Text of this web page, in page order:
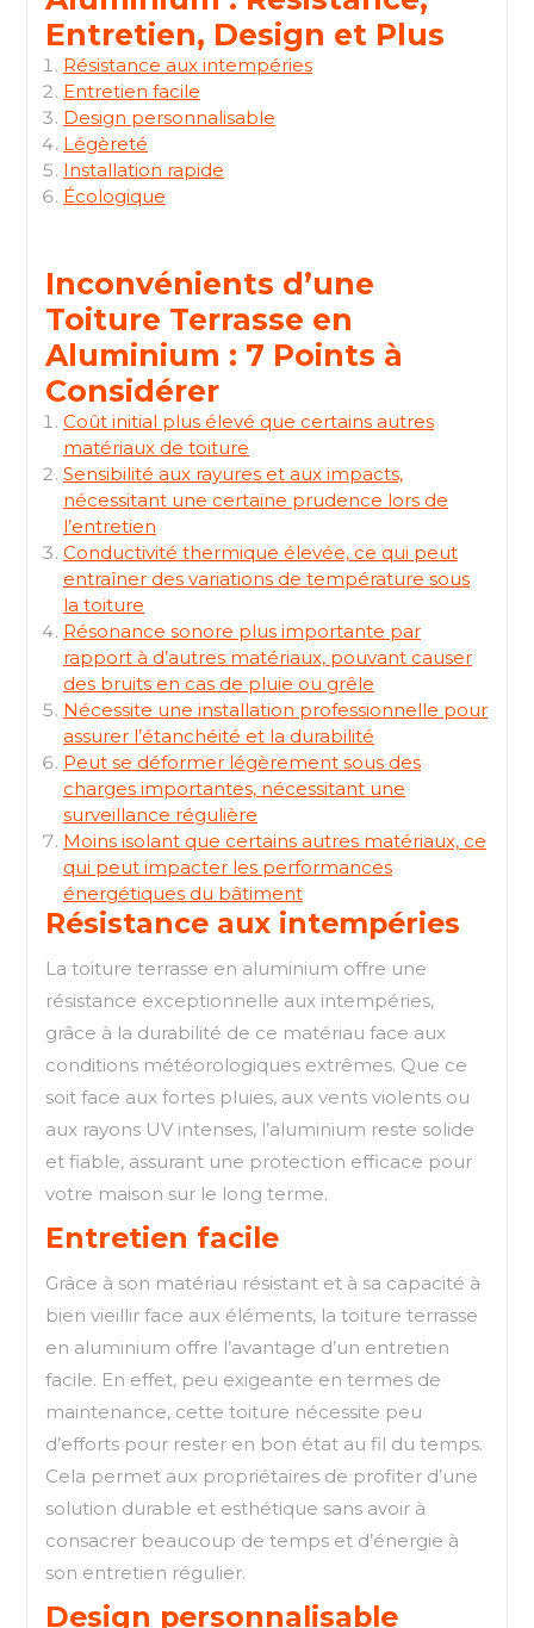
Entretien, Design et Plus
Résistance aux intempéries
Entretien facile
Design personnalisable
Légèreté
Installation rapide
Écologique
Inconvénients d’une
Toiture Terrasse en
Aluminium : 7 Points à
Considérer
Coût initial plus élevé que certains autres
matériaux de toiture
Sensibilité aux rayures et aux impacts,
nécessitant une certaine prudence lors de
l’entretien
Conductivité thermique élevée, ce qui peut
entraîner des variations de température sous
la toiture
Résonance sonore plus importante par
rapport à d’autres matériaux, pouvant causer
des bruits en cas de pluie ou grêle
Nécessite une installation professionnelle pour
assurer l’étanchéité et la durabilité
Peut se déformer légèrement sous des
charges importantes, nécessitant une
surveillance régulière
Moins isolant que certains autres matériaux, ce
qui peut impacter les performances
énergétiques du bâtiment
Résistance aux intempéries
La toiture terrasse en aluminium offre une
résistance exceptionnelle aux intempéries,
grâce à la durabilité de ce matériau face aux
conditions météorologiques extrêmes. Que ce
soit face aux fortes pluies, aux vents violents ou
aux rayons UV intenses, l’aluminium reste solide
et fiable, assurant une protection efficace pour
votre maison sur le long terme.
Entretien facile
Grâce à son matériau résistant et à sa capacité à
bien vieillir face aux éléments, la toiture terrasse
en aluminium offre l’avantage d’un entretien
facile. En effet, peu exigeante en termes de
maintenance, cette toiture nécessite peu
d’efforts pour rester en bon état au fil du temps.
Cela permet aux propriétaires de profiter d’une
solution durable et esthétique sans avoir à
consacrer beaucoup de temps et d’énergie à
son entretien régulier.
Design personnalisable